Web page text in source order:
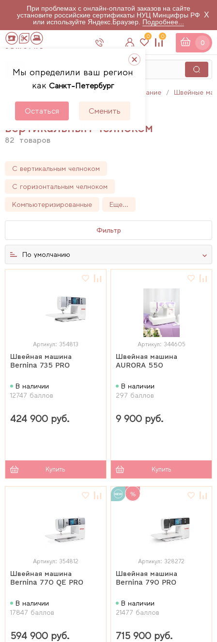
При проблемах с онлайн-оплатой заказов на сайте
установите российские сертификаты НУЦ Минцифры РФ
или используйте Яндекс.Браузер. Подробнее...
X
Мы определили ваш регион
как Санкт-Петербург
Остаться Сменить
0 0
0
Швейное оборудование Швейные
Швейные машины с
вертикальным челноком
82 товаров
С вертикальным челноком
С горизонтальным челноком
Компьютеризированные Еще...
Фильтр
По умолчанию
Артикул: 354813
Швейная машина
Bernina 735 PRO
В наличии
12747 баллов
424 900 руб.
Купить
Артикул: 344605
Швейная машина
AURORA 550
В наличии
297 баллов
9 900 руб.
Купить
Артикул: 354812
Швейная машина
Bernina 770 QE PRO
В наличии
17847 баллов
594 900 руб.
%
Артикул: 328272
Швейная машина
Bernina 790 PRO
В наличии
21477 баллов
715 900 руб.